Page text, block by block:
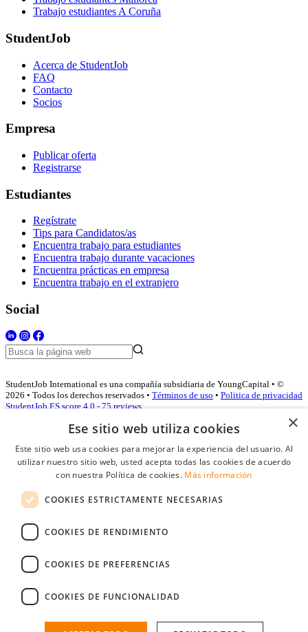
Trabajo estudiantes A Coruña
StudentJob
Acerca de StudentJob
FAQ
Contacto
Socios
Empresa
Publicar oferta
Registrarse
Estudiantes
Regístrate
Tips para Candidatos/as
Encuentra trabajo para estudiantes
Encuentra trabajo durante vacaciones
Encuentra prácticas en empresa
Encuentra trabajo en el extranjero
Social
StudentJob International es una compañía subsidiaria de YoungCapital • ©
2026 • Todos los derechos reservados • Términos de uso • Politica de privacidad
StudentJob ES score 4.0 - 75 reviews
Acceso empresas
Contraseña
Recordarme
Conectarse
Registro gratuito empresas
Encuentre al candidato perfecto a tan sólo un par de clicks
×
Ese sitio web utiliza cookies
Este sitio web usa cookies para mejorar la experiencia del usuario. Al
utilizar nuestro sitio web, usted acepta todas las cookies de acuerdo
con nuestra Política de cookies. Más información
COOKIES ESTRICTAMENTE NECESARIAS
COOKIES DE RENDIMIENTO
COOKIES DE PREFERENCIAS
COOKIES DE FUNCIONALIDAD